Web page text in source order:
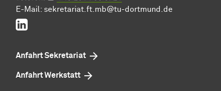
E-Mail: sekretariat.ft.mb@tu-dortmund.de
Anfahrt Sekretariat
Anfahrt Werkstatt